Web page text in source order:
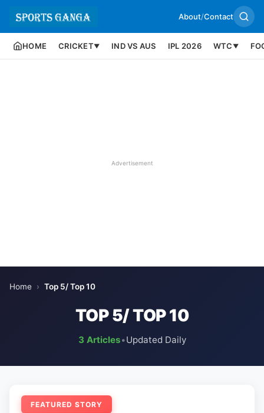
About/Contact
HOME CRICKET▼ IND VS AUS IPL 2026 WTC ▼
Advertisement
Home › Top 5/ Top 10
TOP 5/ TOP 10
3 Articles•Updated Daily
FEATURED STORY